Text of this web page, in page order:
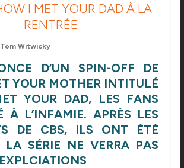
I MET YOUR DAD À LA
RENTRÉE
Tom Witwicky
D’UN SPIN-OFF DE
YOUR MOTHER INTITULÉ
YOUR DAD, LES FANS
À L’INFAMIE. APRÈS LES
DE CBS, ILS ONT ÉTÉ
LA SÉRIE NE VERRA PAS